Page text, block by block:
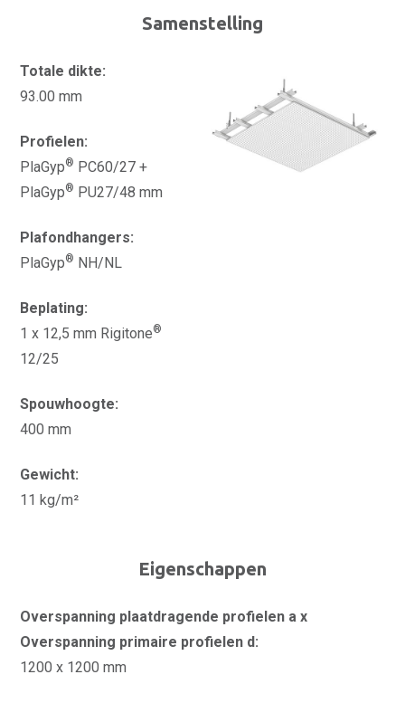
Samenstelling
Totale dikte:
93.00 mm
Profielen:
PlaGyp® PC60/27 +
PlaGyp® PU27/48 mm
Plafondhangers:
PlaGyp® NH/NL
Beplating:
1 x 12,5 mm Rigitone®
12/25
Spouwhoogte:
400 mm
Gewicht:
11 kg/m²
Eigenschappen
Overspanning plaatdragende profielen a x
Overspanning primaire profielen d:
1200 x 1200 mm